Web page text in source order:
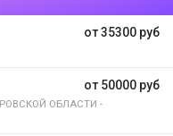
от 35300 руб
от 50000 руб
ОБЛАСТИ -